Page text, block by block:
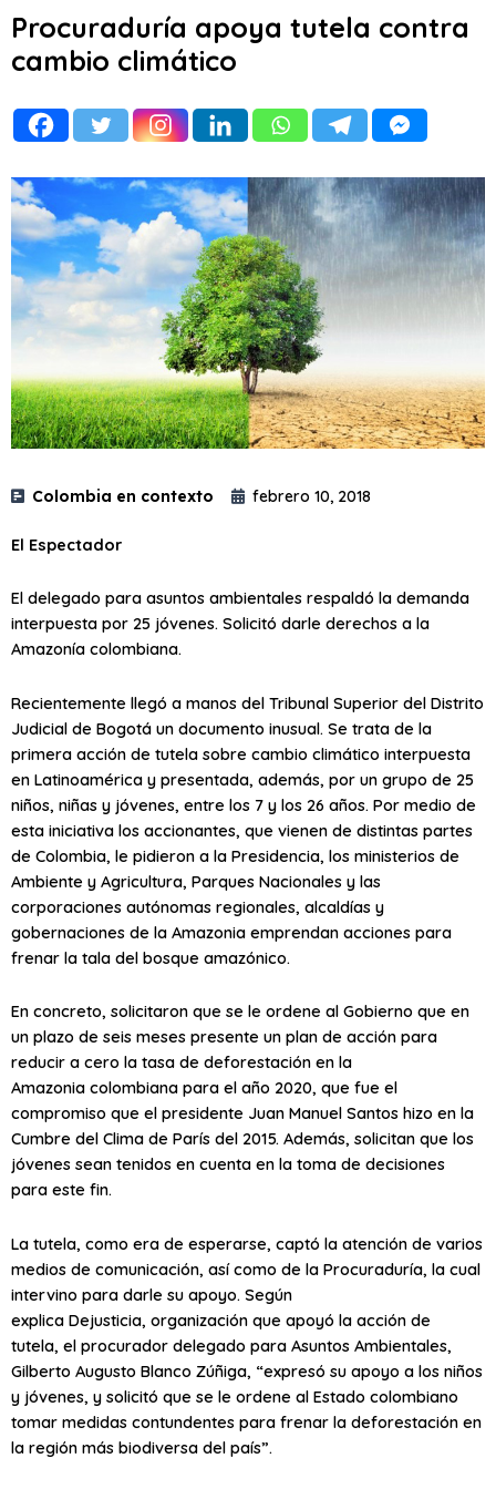
Procuraduría apoya tutela contra
cambio climático
Colombia en contexto febrero 10, 2018
El Espectador
El delegado para asuntos ambientales respaldó la demanda
interpuesta por 25 jóvenes. Solicitó darle derechos a la
Amazonía colombiana.
Recientemente llegó a manos del Tribunal Superior del Distrito
Judicial de Bogotá un documento inusual. Se trata de la
primera acción de tutela sobre cambio climático interpuesta
en Latinoamérica y presentada, además, por un grupo de 25
niños, niñas y jóvenes, entre los 7 y los 26 años. Por medio de
esta iniciativa los accionantes, que vienen de distintas partes
de Colombia, le pidieron a la Presidencia, los ministerios de
Ambiente y Agricultura, Parques Nacionales y las
corporaciones autónomas regionales, alcaldías y
gobernaciones de la Amazonia emprendan acciones para
frenar la tala del bosque amazónico.
En concreto, solicitaron que se le ordene al Gobierno que en
un plazo de seis meses presente un plan de acción para
reducir a cero la tasa de deforestación en la
Amazonia colombiana para el año 2020, que fue el
compromiso que el presidente Juan Manuel Santos hizo en la
Cumbre del Clima de París del 2015. Además, solicitan que los
jóvenes sean tenidos en cuenta en la toma de decisiones
para este fin.
La tutela, como era de esperarse, captó la atención de varios
medios de comunicación, así como de la Procuraduría, la cual
intervino para darle su apoyo. Según
explica Dejusticia, organización que apoyó la acción de
tutela, el procurador delegado para Asuntos Ambientales,
Gilberto Augusto Blanco Zúñiga, “expresó su apoyo a los niños
y jóvenes, y solicitó que se le ordene al Estado colombiano
tomar medidas contundentes para frenar la deforestación en
la región más biodiversa del país”.